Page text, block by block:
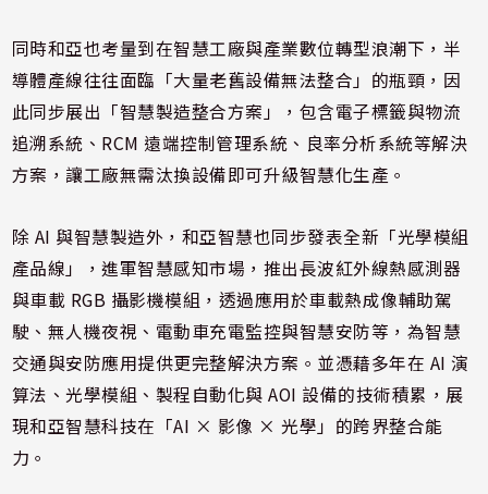
同時和亞也考量到在智慧工廠與產業數位轉型浪潮下，半
導體產線往往面臨「大量老舊設備無法整合」的瓶頸，因
此同步展出「智慧製造整合方案」，包含電子標籤與物流
追溯系統、RCM 遠端控制管理系統、良率分析系統等解決
方案，讓工廠無需汰換設備即可升級智慧化生產。
除 AI 與智慧製造外，和亞智慧也同步發表全新「光學模組
產品線」，進軍智慧感知市場，推出長波紅外線熱感測器
與車載 RGB 攝影機模組，透過應用於車載熱成像輔助駕
駛、無人機夜視、電動車充電監控與智慧安防等，為智慧
交通與安防應用提供更完整解決方案。並憑藉多年在 AI 演
算法、光學模組、製程自動化與 AOI 設備的技術積累，展
現和亞智慧科技在「AI × 影像 × 光學」的跨界整合能
力。